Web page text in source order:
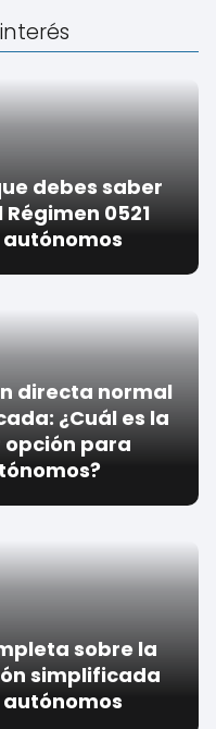
debes saber
0521
directa normal
¿Cuál es la
opción para
sobre la
simplificada